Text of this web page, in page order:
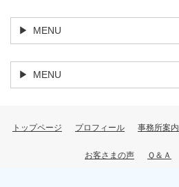
MENU
MENU
トップページ プロフィール 事務所案内
お客さまの声 Ｑ＆Ａ